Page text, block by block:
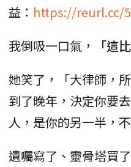
益： https://reurl.cc/
我倒吸一口氣，
「這
她笑了，「大律師，
到了晚年，決定你要
人，是你的另一半，
遺囑寫了、靈骨塔買